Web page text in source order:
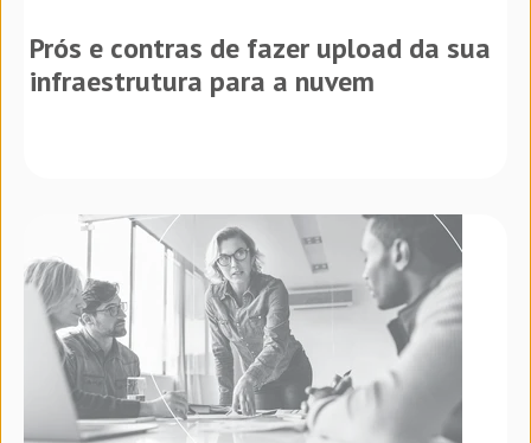
Prós e contras de fazer upload da sua
infraestrutura para a nuvem